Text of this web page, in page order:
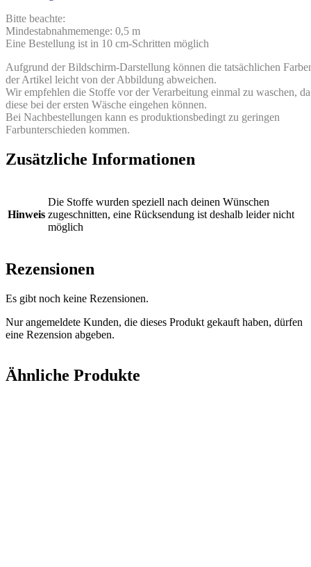
Bitte beachte:
Mindestabnahmemenge: 0,5 m
Eine Bestellung ist in 10 cm-Schritten möglich
Aufgrund der Bildschirm-Darstellung können die tatsächlichen
der Artikel leicht von der Abbildung abweichen.
Wir empfehlen die Stoffe vor der Verarbeitung einmal zu waschen, da
diese bei der ersten Wäsche eingehen können.
Bei Nachbestellungen kann es produktionsbedingt zu geringen
Farbunterschieden kommen.
Zusätzliche Informationen
Hinweis
Die Stoffe wurden speziell nach deinen Wünschen
zugeschnitten, eine Rücksendung ist deshalb leider nicht
möglich
Rezensionen
Es gibt noch keine Rezensionen.
Nur angemeldete Kunden, die dieses Produkt gekauft haben, dürfen
eine Rezension abgeben.
Ähnliche Produkte